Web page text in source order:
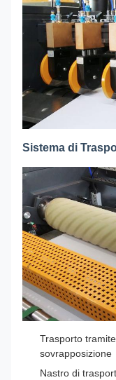
Sistema di
Trasporto
sovrapposizione
Nastro di